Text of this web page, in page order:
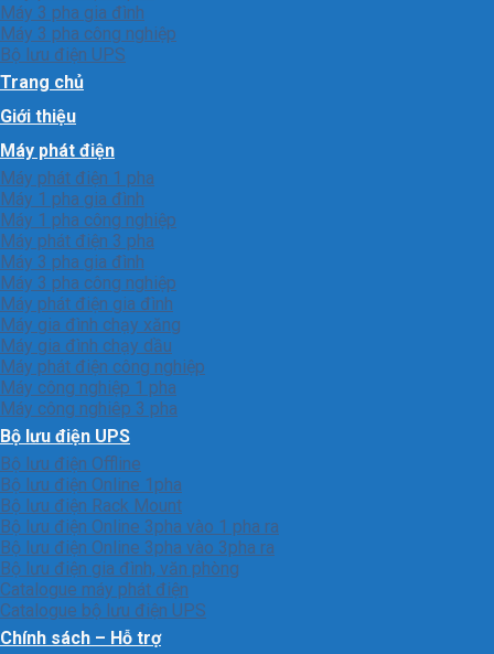
Máy 3 pha gia đình
Máy 3 pha công nghiệp
Bộ lưu điện UPS
Trang chủ
Giới thiệu
Máy phát điện
Máy phát điện 1 pha
Máy 1 pha gia đình
Máy 1 pha công nghiệp
Máy phát điện 3 pha
Máy 3 pha gia đình
Máy 3 pha công nghiệp
Máy phát điện gia đình
Máy gia đình chạy xăng
Máy gia đình chạy dầu
Máy phát điện công nghiệp
Máy công nghiệp 1 pha
Máy công nghiêp 3 pha
Bộ lưu điện UPS
Bộ lưu điện Offline
Bộ lưu điện Online 1pha
Bộ lưu điện Rack Mount
Bộ lưu điện Online 3pha vào 1 pha ra
Bộ lưu điện Online 3pha vào 3pha ra
Bộ lưu điện gia đình, văn phòng
Catalogue máy phát điện
Catalogue bộ lưu điện UPS
Chính sách – Hỗ trợ